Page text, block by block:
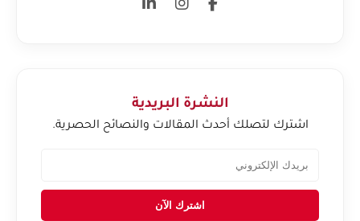
النشرة البريدية
اشترك لتصلك أحدث المقالات والنصائح الحصرية.
اشترك الآن